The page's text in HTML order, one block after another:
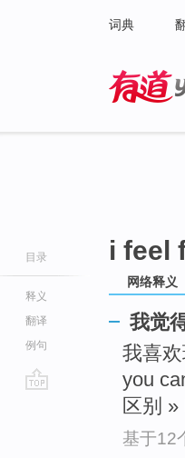
词典
目录
释义
翻译
例句
i feel
网络释义
我觉
我喜
you
区别
基于12